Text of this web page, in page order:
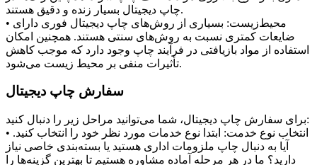
چاپ دیجیتال بسیار زنده و دقیق هستند.
• محیط‌زیست: بسیاری از روش‌های چاپ دیجیتال فوری دارای
ضایعات کمتری نسبت به روش‌های سنتی هستند. همچنین امکان
استفاده از مواد بازیافتی در فرآیند چاپ وجود دارد که موجب کاهش
تأثیرات منفی بر محیط زیست می‌شود.
سفارش چاپ دیجیتال
برای سفارش چاپ دیجیتال، شما می‌توانید مراحل زیر را دنبال کنید:
• انتخاب نوع خدمت: ابتدا نوع خدمات مورد نظر خود را انتخاب کنید.
آیا به دنبال چاپ ملزومات اداری هستید یا بسته‌بندی خاصی نیاز
دارید؟ ما در هر مرحله آماده مشاوره هستیم تا بهترین گزینه‌ها را